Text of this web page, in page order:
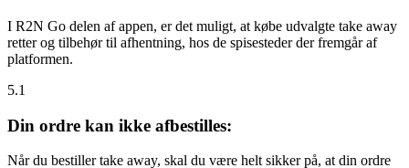
I R2N Go delen af appen, er det muligt, at købe udvalgte take away
retter og tilbehør til afhentning, hos de spisesteder der fremgår af
platformen.
5.1
Din ordre kan ikke afbestilles:
Når du bestiller take away, skal du være helt sikker på, at din ordre